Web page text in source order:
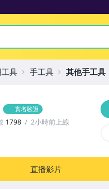
實名驗證
1798
2小時前上線
直播影片
具 手工具 其他手工具